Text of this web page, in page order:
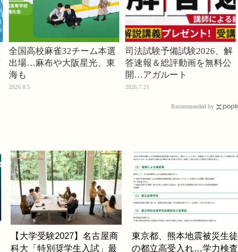
全国高校麻雀32チーム本選
出場…麻布や大阪星光、東
海も
2026.8.5
司法試験予備試験2026、解
答速報＆総評動画を無料公
開…アガルート
2026.7.21
Recommended by
【大学受験2027】名古屋商
科大「特別奨学生入試」最
東京都、熊本地震被災生徒
の都立高受入れ…学力検査